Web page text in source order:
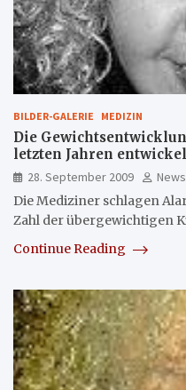
BILDER-GALERIE MEDIZIN
Die
letzten Jahren
28. September 2009
News
Die Mediziner schlagen
Zahl der übergewichtigen
Continue Reading